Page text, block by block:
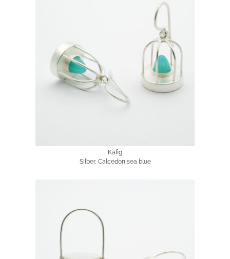
Käfig
Silber, Calcedon sea blue